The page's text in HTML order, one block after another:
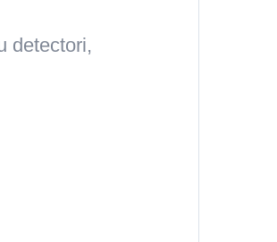
detectori,